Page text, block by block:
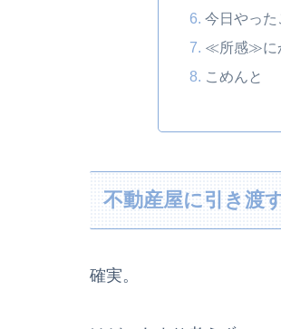
今日やっ
≪所感≫に
こめんと
不動産屋に引き渡
確実。